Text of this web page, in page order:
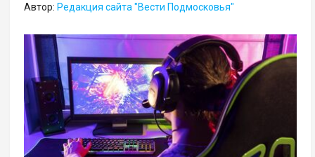
Автор: Редакция сайта "Вести Подмосковья"